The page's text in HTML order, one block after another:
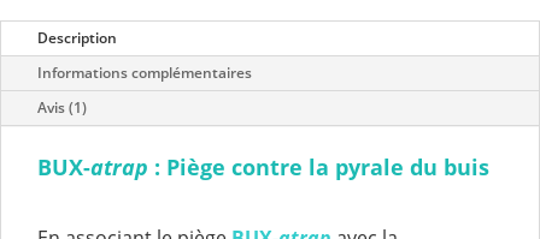
Description
Informations complémentaires
Avis (1)
BUX-atrap : Piège contre la pyrale du buis